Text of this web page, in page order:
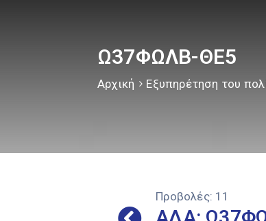
Ω37ΦΩΛΒ-ΘΕ5
Αρχική Εξυπηρέτηση του
Προβολές: 11